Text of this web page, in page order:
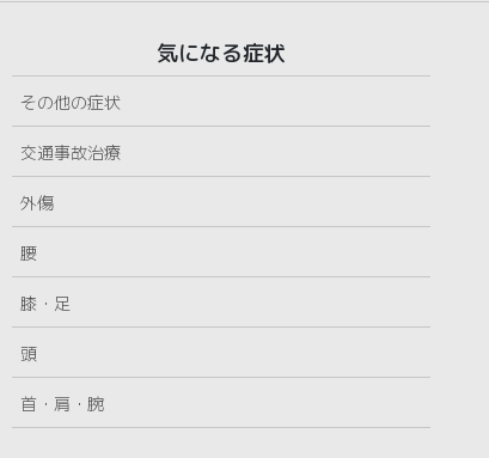
気になる症状
その他の症状
交通事故治療
外傷
腰
膝・足
頭
首・肩・腕